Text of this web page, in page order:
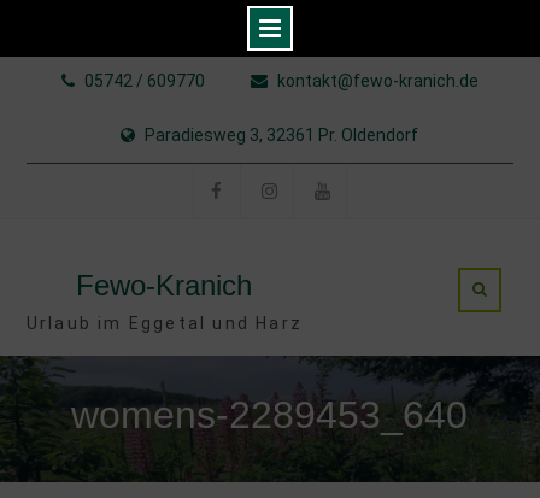
05742 / 609770 kontakt@fewo-kranich.de
Paradiesweg 3, 32361 Pr. Oldendorf
Fewo-Kranich
Urlaub im Eggetal und Harz
womens-2289453_640